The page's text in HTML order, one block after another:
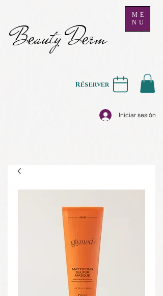
Beauty Derm
ME
NU
Iniciar sesión
Réserver